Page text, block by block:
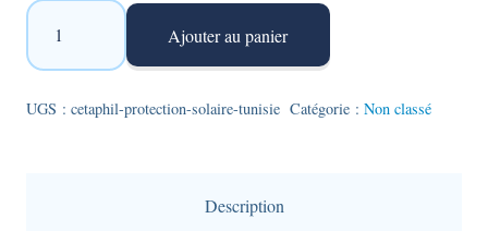
quantité
Cetaphil
Sun
Ajouter au panier
UGS : cetaphil-protection-solaire-tunisie Catégorie : Non classé
Description